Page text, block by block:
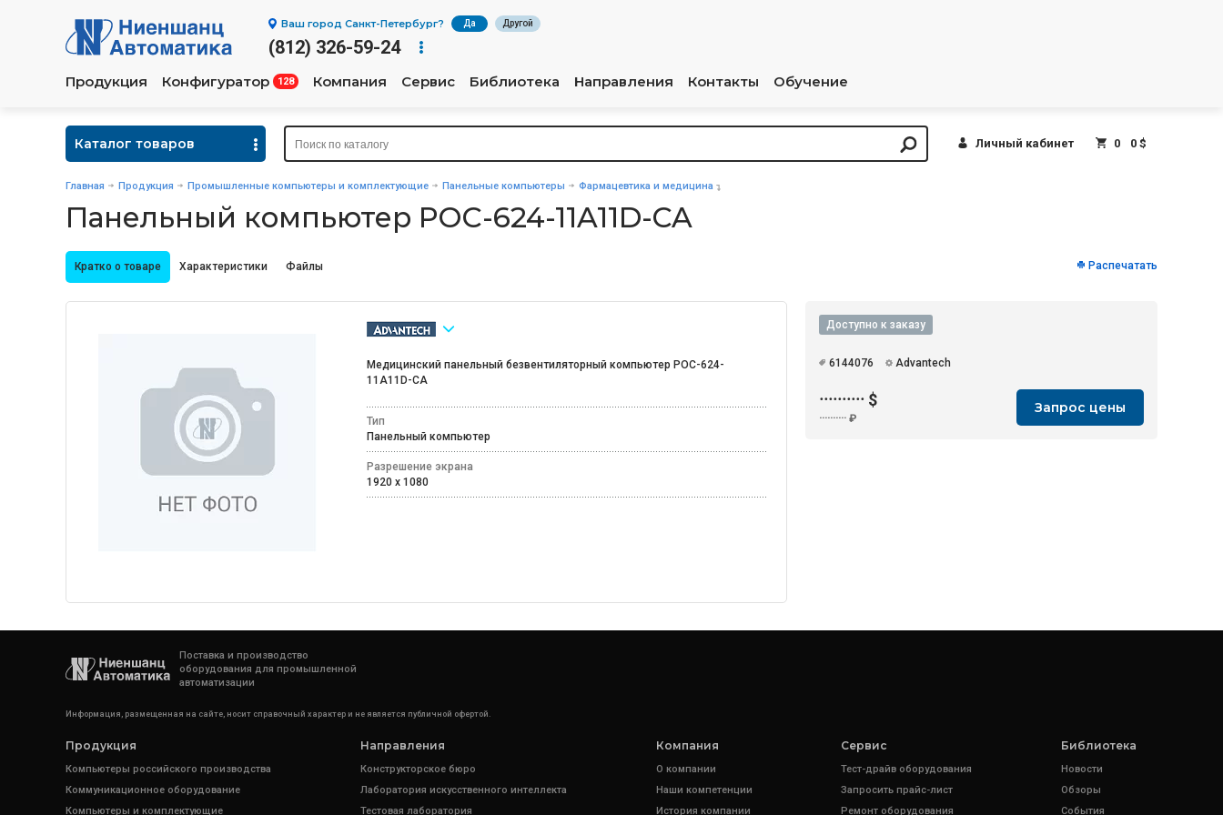
Ваш город Санкт-Петербург? Да Другой
(812) 326-59-24
Продукция Конфигуратор 128 Компания Сервис Библиотека Направления Контакты Обучение
Каталог товаров Личный кабинет 0 0 $
Главная Продукция Промышленные компьютеры и комплектующие Панельные компьютеры Фармацевтика и медицина
Панельный компьютер POC-624-11A11D-CA
Кратко о товаре Характеристики Файлы Распечатать
Доступно к заказу
6144076 Advantech
·········· $
·········· ₽
Запрос цены
Медицинский панельный безвентиляторный компьютер POC-624-
11A11D-CA
Тип
Панельный компьютер
Разрешение экрана
1920 x 1080
Поставка и производство
оборудования для промышленной
автоматизации
Информация, размещенная на сайте, носит справочный характер и не является публичной офертой.
Продукция
Компьютеры российского производства
Коммуникационное оборудование
Компьютеры и комплектующие
Направления
Конструкторское бюро
Лаборатория искусственного интеллекта
Тестовая лаборатория
Компания
О компании
Наши компетенции
История компании
Сервис
Тест-драйв оборудования
Запросить прайс-лист
Ремонт оборудования
Библиотека
Новости
Обзоры
События